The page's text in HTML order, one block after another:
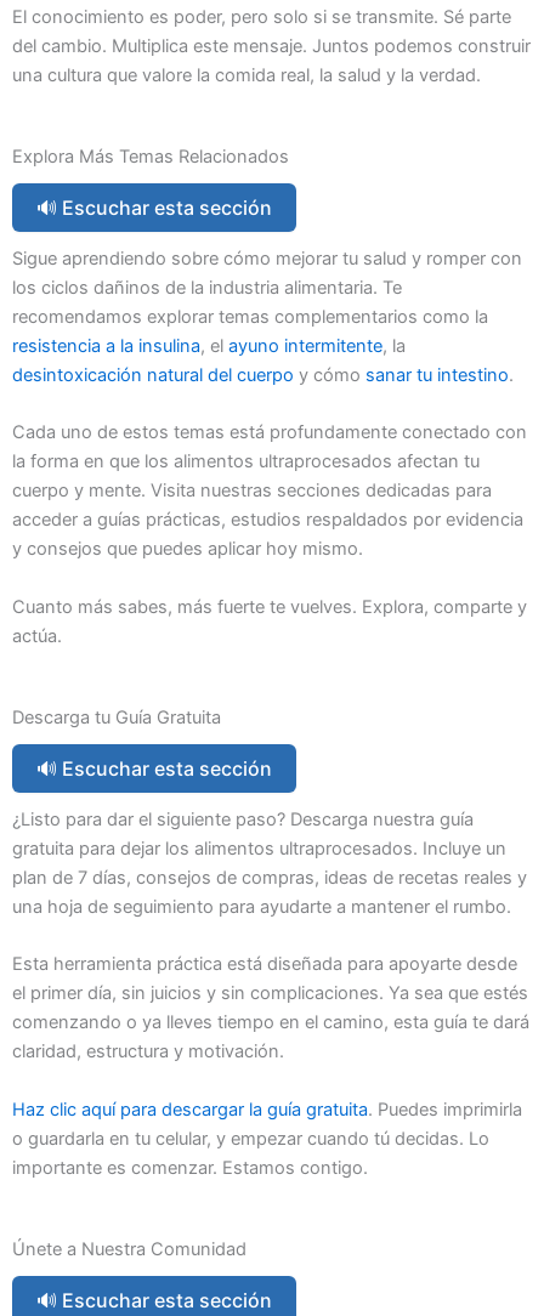
El conocimiento es poder, pero solo si se transmite. Sé parte
del cambio. Multiplica este mensaje. Juntos podemos construir
una cultura que valore la comida real, la salud y la verdad.
Explora Más Temas Relacionados
🔊 Escuchar esta sección
Sigue aprendiendo sobre cómo mejorar tu salud y romper con
los ciclos dañinos de la industria alimentaria. Te
recomendamos explorar temas complementarios como la
resistencia a la insulina, el ayuno intermitente, la
desintoxicación natural del cuerpo y cómo sanar tu intestino.
Cada uno de estos temas está profundamente conectado con
la forma en que los alimentos ultraprocesados afectan tu
cuerpo y mente. Visita nuestras secciones dedicadas para
acceder a guías prácticas, estudios respaldados por evidencia
y consejos que puedes aplicar hoy mismo.
Cuanto más sabes, más fuerte te vuelves. Explora, comparte y
actúa.
Descarga tu Guía Gratuita
🔊 Escuchar esta sección
¿Listo para dar el siguiente paso? Descarga nuestra guía
gratuita para dejar los alimentos ultraprocesados. Incluye un
plan de 7 días, consejos de compras, ideas de recetas reales y
una hoja de seguimiento para ayudarte a mantener el rumbo.
Esta herramienta práctica está diseñada para apoyarte desde
el primer día, sin juicios y sin complicaciones. Ya sea que estés
comenzando o ya lleves tiempo en el camino, esta guía te dará
claridad, estructura y motivación.
Haz clic aquí para descargar la guía gratuita. Puedes imprimirla
o guardarla en tu celular, y empezar cuando tú decidas. Lo
importante es comenzar. Estamos contigo.
Únete a Nuestra Comunidad
🔊 Escuchar esta sección